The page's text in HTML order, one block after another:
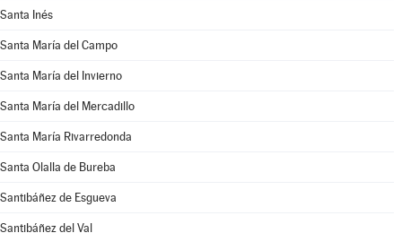
Santa Inés
Santa María del Campo
Santa María del Invierno
Santa María del Mercadillo
Santa María Rivarredonda
Santa Olalla de Bureba
Santibáñez de Esgueva
Santibáñez del Val